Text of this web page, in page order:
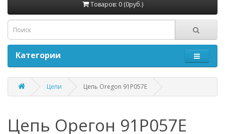
Товаров: 0 (0руб.)
Категории
Цепи Цепь Oregon 91P057E
Цепь Орегон 91P057E